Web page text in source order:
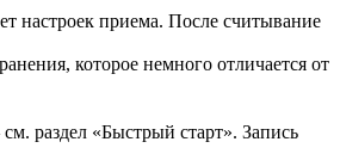
настроек приема. После считывание
которое немного отличается от
раздел «Быстрый старт». Запись